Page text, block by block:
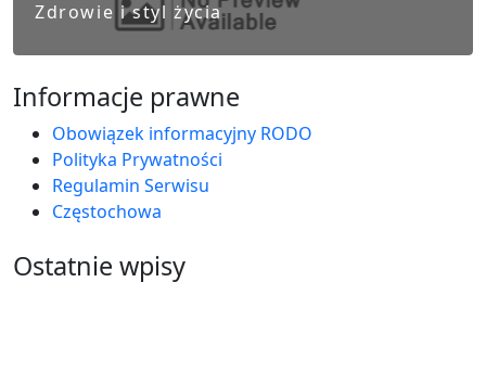
Zdrowie i styl życia
Informacje prawne
Obowiązek informacyjny RODO
Polityka Prywatności
Regulamin Serwisu
Częstochowa
Ostatnie wpisy